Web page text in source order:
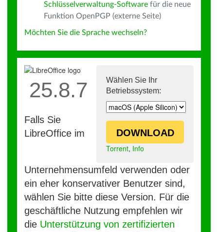
Schlüsselverwaltung-Software für die neue
Funktion OpenPGP (externe Seite)
Möchten Sie die Sprache wechseln?
Wählen Sie Ihr
Betriebssystem:
DOWNLOAD
Torrent, Info
25.8.7
Falls Sie
LibreOffice im
Unternehmensumfeld verwenden oder
ein eher konservativer Benutzer sind,
wählen Sie bitte diese Version. Für die
geschäftliche Nutzung empfehlen wir
die Unterstützung von zertifizierten